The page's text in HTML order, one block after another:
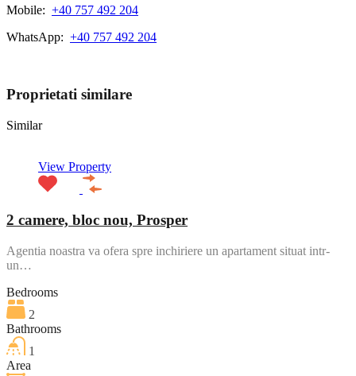
Mobile: +40 757 492 204
WhatsApp: +40 757 492 204
Proprietati similare
Similar
View Property
2 camere, bloc nou, Prosper
Agentia noastra va ofera spre inchiriere un apartament situat intr-
un…
Bedrooms
2
Bathrooms
1
Area